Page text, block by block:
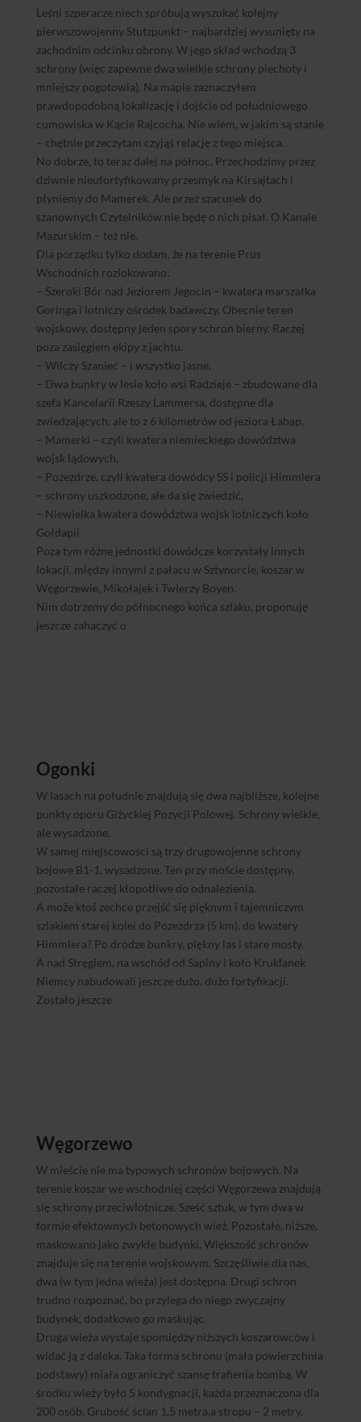
Leśni szperacze niech spróbują wyszukać kolejny
pierwszowojenny Stutzpunkt – najbardziej wysunięty na
zachodnim odcinku obrony. W jego skład wchodzą 3
schrony (więc zapewne dwa wielkie schrony piechoty i
mniejszy pogotowia). Na mapie zaznaczyłem
prawdopodobną lokalizację i dojście od południowego
cumowiska w Kącie Rajcocha. Nie wiem, w jakim są stanie
– chętnie przeczytam czyjąś relację z tego miejsca.
No dobrze, to teraz dalej na północ. Przechodzimy przez
dziwnie nieufortyfikowany przesmyk na Kirsajtach i
płyniemy do Mamerek. Ale przez szacunek do
szanownych Czytelników nie będę o nich pisał. O Kanale
Mazurskim – też nie.
Dla porządku tylko dodam, że na terenie Prus
Wschodnich rozlokowano:
– Szeroki Bór nad Jeziorem Jegocin – kwatera marszałka
Goringa i lotniczy ośrodek badawczy. Obecnie teren
wojskowy, dostępny jeden spory schron bierny. Raczej
poza zasięgiem ekipy z jachtu.
– Wilczy Szaniec – i wszystko jasne,
– Dwa bunkry w lesie koło wsi Radzieje – zbudowane dla
szefa Kancelarii Rzeszy Lammersa, dostępne dla
zwiedzających, ale to z 6 kilometrów od jeziora Łabap,
– Mamerki – czyli kwatera niemieckiego dowództwa
wojsk lądowych,
– Pozezdrze, czyli kwatera dowódcy SS i policji Himmlera
– schrony uszkodzone, ale da się zwiedzić,
– Niewielka kwatera dowództwa wojsk lotniczych koło
Gołdapii
Poza tym różne jednostki dowódcze korzystały innych
lokacji, między innymi z pałacu w Sztynorcie, koszar w
Węgorzewie, Mikołajek i Twierzy Boyen.
Nim dotrzemy do północnego końca szlaku, proponuję
jeszcze zahaczyć o
Ogonki
W lasach na południe znajdują się dwa najbliższe, kolejne
punkty oporu Giżyckiej Pozycji Polowej. Schrony wielkie,
ale wysadzone.
W samej miejscowości są trzy drugowojenne schrony
bojowe B1-1, wysadzone. Ten przy moście dostępny,
pozostałe raczej kłopotliwe do odnalezienia.
A może ktoś zechce przejść się pięknym i tajemniczym
szlakiem starej kolei do Pozezdrza (5 km), do kwatery
Himmlera? Po drodze bunkry, piękny las i stare mosty.
A nad Stręglem, na wschód od Sapiny i koło Kruklanek
Niemcy nabudowali jeszcze dużo, dużo fortyfikacji.
Zostało jeszcze
Węgorzewo
W mieście nie ma typowych schronów bojowych. Na
terenie koszar we wschodniej części Węgorzewa znajdują
się schrony przeciwlotnicze. Sześć sztuk, w tym dwa w
formie efektownych betonowych wież. Pozostałe, niższe,
maskowano jako zwykłe budynki. Większość schronów
znajduje się na terenie wojskowym. Szczęśliwie dla nas,
dwa (w tym jedna wieża) jest dostępna. Drugi schron
trudno rozpoznać, bo przylega do niego zwyczajny
budynek, dodatkowo go maskując.
Druga wieża wystaje spomiędzy niższych koszarowców i
widać ją z daleka. Taka forma schronu (mała powierzchnia
podstawy) miała ograniczyć szansę trafienia bombą. W
środku wieży było 5 kondygnacji, każda przeznaczona dla
200 osób. Grubość ścian 1,5 metra,a stropu – 2 metry.